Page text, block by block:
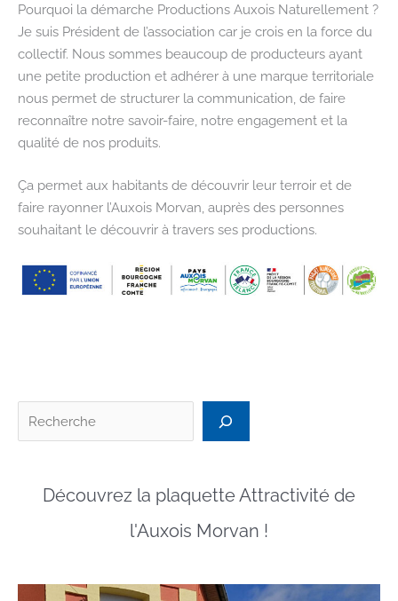
Pourquoi la démarche Productions Auxois Naturellement ?
Je suis Président de l’association car je crois en la force du
collectif. Nous sommes beaucoup de producteurs ayant
une petite production et adhérer à une marque territoriale
nous permet de structurer la communication, de faire
reconnaître notre savoir-faire, notre engagement et la
qualité de nos produits.
Ça permet aux habitants de découvrir leur terroir et de
faire rayonner l’Auxois Morvan, auprès des personnes
souhaitant le découvrir à travers ses productions.
Découvrez la plaquette Attractivité de
l'Auxois Morvan !